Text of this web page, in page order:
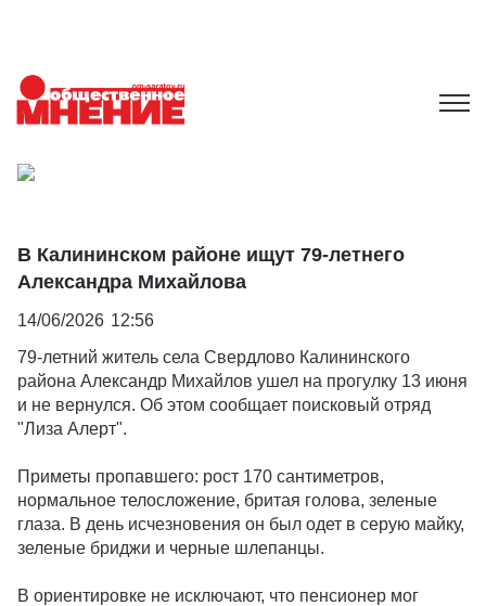
В Калининском районе ищут 79-летнего
Александра Михайлова
14/06/2026 12:56
79-летний житель села Свердлово Калининского
района Александр Михайлов ушел на прогулку 13 июня
и не вернулся. Об этом сообщает поисковый отряд
"Лиза Алерт".
Приметы пропавшего: рост 170 сантиметров,
нормальное телосложение, бритая голова, зеленые
глаза. В день исчезновения он был одет в серую майку,
зеленые бриджи и черные шлепанцы.
В ориентировке не исключают, что пенсионер мог